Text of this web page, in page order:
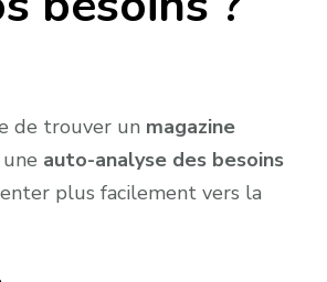
de trouver un magazine
auto-analyse des besoins
plus facilement vers la